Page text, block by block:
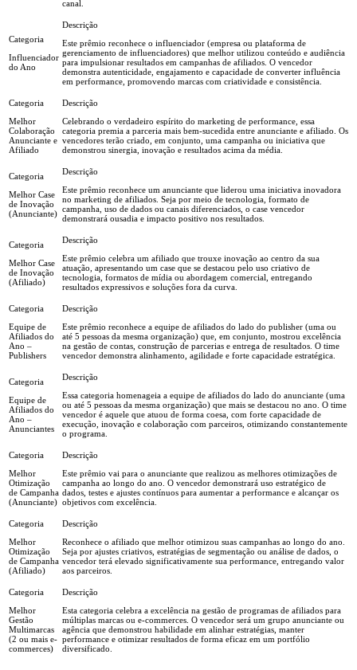
canal.
Influenciador
do Ano
Este prêmio reconhece o influenciador (empresa ou plataforma de
gerenciamento de influenciadores) que melhor utilizou conteúdo e audiência
para impulsionar resultados em campanhas de afiliados. O vencedor
demonstra autenticidade, engajamento e capacidade de converter influência
em performance, promovendo marcas com criatividade e consistência.
Melhor
Colaboração
Anunciante e
Afiliado
Celebrando o verdadeiro espírito do marketing de performance, essa
categoria premia a parceria mais bem-sucedida entre anunciante e afiliado. Os
vencedores terão criado, em conjunto, uma campanha ou iniciativa que
demonstrou sinergia, inovação e resultados acima da média.
Melhor Case
de Inovação
(Anunciante)
Este prêmio reconhece um anunciante que liderou uma iniciativa inovadora
no marketing de afiliados. Seja por meio de tecnologia, formato de
campanha, uso de dados ou canais diferenciados, o case vencedor
demonstrará ousadia e impacto positivo nos resultados.
Melhor Case
de Inovação
(Afiliado)
Este prêmio celebra um afiliado que trouxe inovação ao centro da sua
atuação, apresentando um case que se destacou pelo uso criativo de
tecnologia, formatos de mídia ou abordagem comercial, entregando
resultados expressivos e soluções fora da curva.
Equipe de
Afiliados do
Ano –
Publishers
Este prêmio reconhece a equipe de afiliados do lado do publisher (uma ou
até 5 pessoas da mesma organização) que, em conjunto, mostrou excelência
na gestão de contas, construção de parcerias e entrega de resultados. O time
vencedor demonstra alinhamento, agilidade e forte capacidade estratégica.
Equipe de
Afiliados do
Ano –
Anunciantes
Essa categoria homenageia a equipe de afiliados do lado do anunciante (uma
ou até 5 pessoas da mesma organização) que mais se destacou no ano. O time
vencedor é aquele que atuou de forma coesa, com forte capacidade de
execução, inovação e colaboração com parceiros, otimizando constantemente
o programa.
Melhor
Otimização
de Campanha
(Anunciante)
Este prêmio vai para o anunciante que realizou as melhores otimizações de
campanha ao longo do ano. O vencedor demonstrará uso estratégico de
dados, testes e ajustes contínuos para aumentar a performance e alcançar os
objetivos com excelência.
Melhor
Otimização
de Campanha
(Afiliado)
Reconhece o afiliado que melhor otimizou suas campanhas ao longo do ano.
Seja por ajustes criativos, estratégias de segmentação ou análise de dados, o
vencedor terá elevado significativamente sua performance, entregando valor
aos parceiros.
Melhor
Gestão
Multimarcas
(2 ou mais e-
commerces)
Esta categoria celebra a excelência na gestão de programas de afiliados para
múltiplas marcas ou e-commerces. O vencedor será um grupo anunciante ou
agência que demonstrou habilidade em alinhar estratégias, manter
performance e otimizar resultados de forma eficaz em um portfólio
diversificado.